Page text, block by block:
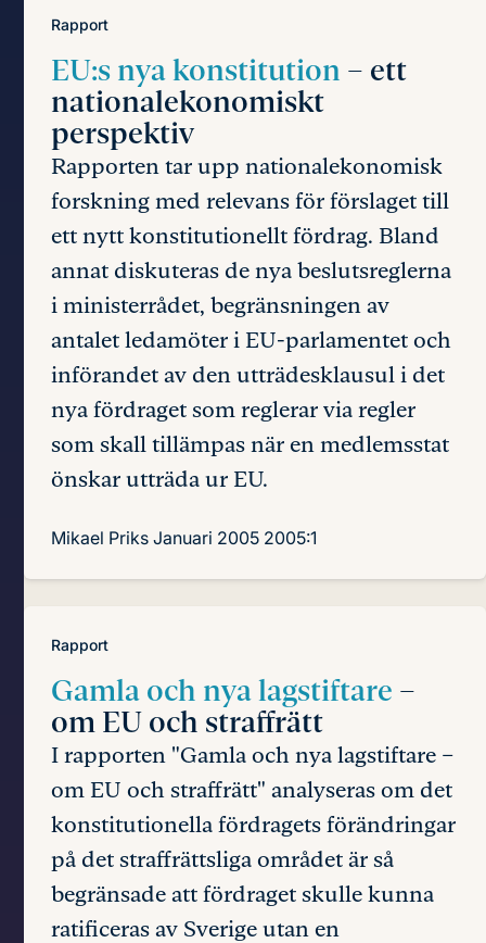
Rapport
EU:s nya konstitution – ett
nationalekonomiskt
perspektiv
Rapporten tar upp nationalekonomisk
forskning med relevans för förslaget till
ett nytt konstitutionellt fördrag. Bland
annat diskuteras de nya beslutsreglerna
i ministerrådet, begränsningen av
antalet ledamöter i EU-parlamentet och
införandet av den utträdesklausul i det
nya fördraget som reglerar via regler
som skall tillämpas när en medlemsstat
önskar utträda ur EU.
Mikael Priks Januari 2005 2005:1
Rapport
Gamla och nya lagstiftare –
om EU och straffrätt
I rapporten "Gamla och nya lagstiftare –
om EU och straffrätt" analyseras om det
konstitutionella fördragets förändringar
på det straffrättsliga området är så
begränsade att fördraget skulle kunna
ratificeras av Sverige utan en